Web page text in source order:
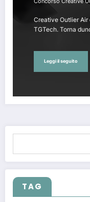
Creative Outlier Air
TGTech. Torna
Leggi il seguito
TAG